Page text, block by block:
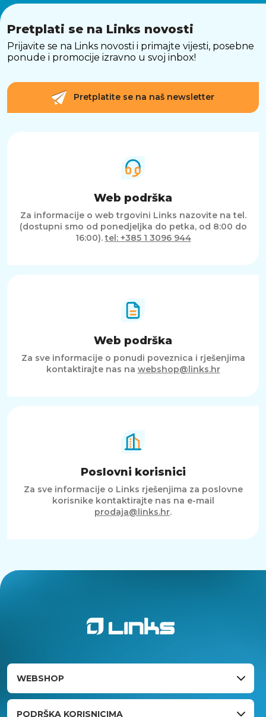
Pretplati se na Links novosti
Prijavite se na Links novosti i primajte vijesti, posebne
ponude i promocije izravno u svoj inbox!
Pretplatite se na naš newsletter
Web podrška
Za informacije o web trgovini Links nazovite na tel.
(dostupni smo od ponedjeljka do petka, od 8:00 do
16:00).tel: +385 1 3096 944
Web podrška
Za sve informacije o ponudi poveznica i rješenjima
kontaktirajte nas na webshop@links.hr
Poslovni korisnici
Za sve informacije o Links rješenjima za poslovne
korisnike kontaktirajte nas na e-mail
prodaja@links.hr.
WEBSHOP
PODRŠKA KORISNICIMA